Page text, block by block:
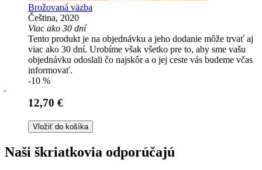
Brožovaná väzba
Čeština, 2020
Viac ako 30 dní
Tento produkt je na objednávku a jeho dodanie môže trvať aj
viac ako 30 dní. Urobíme však všetko pre to, aby sme vašu
objednávku odoslali čo najskôr a o jej ceste vás budeme včas
informovať.
-10 %
12,70 €
Vložiť do košíka
Naši škriatkovia odporúčajú